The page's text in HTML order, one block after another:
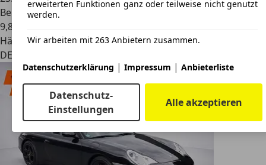
Benzin
9,8 l/100 km (komb.)
Händler
DE 41564
erweiterten Funktionen ganz oder teilweise nicht genutzt
werden.
Wir arbeiten mit 263 Anbietern zusammen.
Datenschutzerklärung | Impressum | Anbieterliste
Datenschutz-
Einstellungen
Alle akzeptieren